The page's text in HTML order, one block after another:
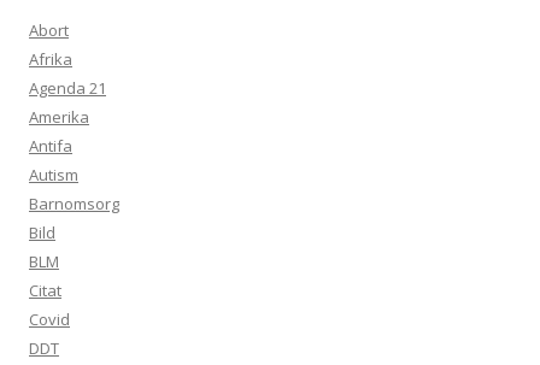
Abort
Afrika
Agenda 21
Amerika
Antifa
Autism
Barnomsorg
Bild
BLM
Citat
Covid
DDT